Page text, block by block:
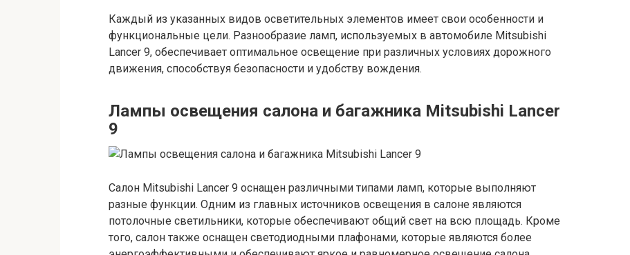
Каждый из указанных видов осветительных элементов имеет свои особенности и
функциональные цели. Разнообразие ламп, используемых в автомобиле Mitsubishi
Lancer 9, обеспечивает оптимальное освещение при различных условиях дорожного
движения, способствуя безопасности и удобству вождения.
Лампы освещения салона и багажника Mitsubishi Lancer
9
Салон Mitsubishi Lancer 9 оснащен различными типами ламп, которые выполняют
разные функции. Одним из главных источников освещения в салоне являются
потолочные светильники, которые обеспечивают общий свет на всю площадь. Кроме
того, салон также оснащен светодиодными плафонами, которые являются более